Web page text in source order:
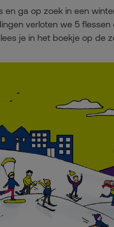
ga op zoek in een
verloten we 5
je in het boekje op de